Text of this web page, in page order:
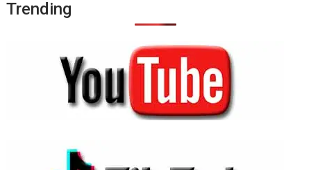
Trending